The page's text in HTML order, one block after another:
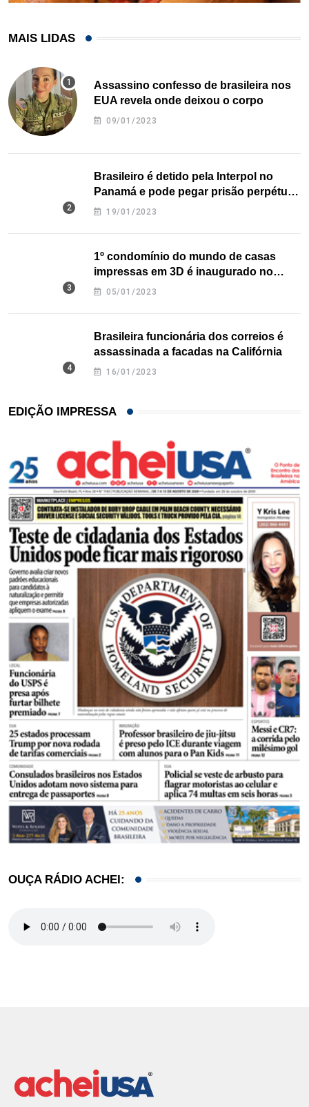
MAIS LIDAS
Assassino confesso de brasileira nos
EUA revela onde deixou o corpo
09/01/2023
Brasileiro é detido pela Interpol no
Panamá e pode pegar prisão perpétua
nos EUA
19/01/2023
1º condomínio do mundo de casas
impressas em 3D é inaugurado no
Texas
05/01/2023
Brasileira funcionária dos correios é
assassinada a facadas na Califórnia
16/01/2023
EDIÇÃO IMPRESSA
OUÇA RÁDIO ACHEI: